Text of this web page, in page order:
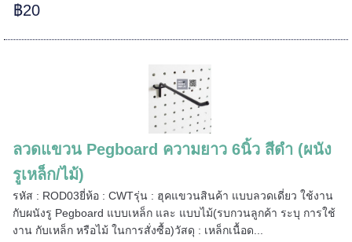
฿20
ลวดแขวน Pegboard ความยาว 6นิ้ว สีดำ (ผนัง
รูเหล็ก/ไม้)
รหัส : ROD03ยี่ห้อ : CWTรุ่น : ฮุคแขวนสินค้า แบบลวดเดี่ยว ใช้งาน
กับผนังรู Pegboard แบบเหล็ก และ แบบไม้(รบกวนลูกค้า ระบุ การใช้
งาน กับเหล็ก หรือไม้ ในการสั่งซื้อ)วัสดุ : เหล็กเนื้อด...